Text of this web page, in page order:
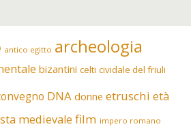
antico egitto archeologia
bizantini celti cividale del friuli
DNA donne etruschi età
medievale film impero romano